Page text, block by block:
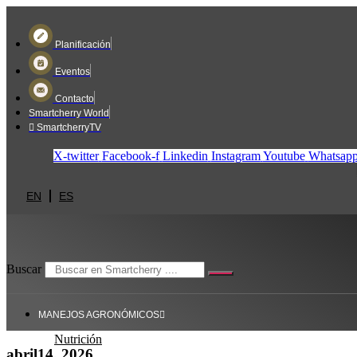
contenido Planificación
Eventos
Contacto
Smartcherry World
SmartcherryTV
X-twitter Facebook-f Linkedin Instagram Youtube
EN ES
Buscar
MANEJOS AGRONÓMICOS
Nutrición